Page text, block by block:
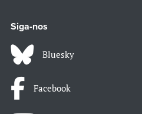
Siga-nos
Bluesky
Facebook